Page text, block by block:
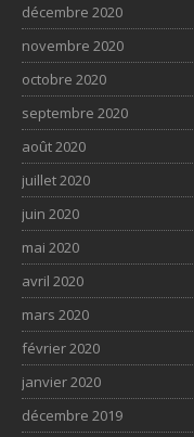
décembre 2020
novembre 2020
octobre 2020
septembre 2020
août 2020
juillet 2020
juin 2020
mai 2020
avril 2020
mars 2020
février 2020
janvier 2020
décembre 2019